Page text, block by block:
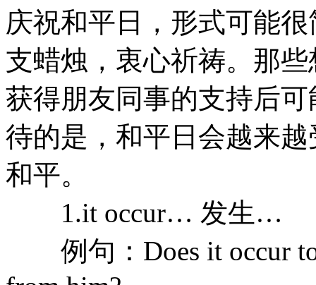
庆祝和平日，形式可能
支蜡烛，衷心祈祷。那
获得朋友同事的支持后
待的是，和平日会越来
和平。
1.it occur… 发生…
例句：Does it occur to